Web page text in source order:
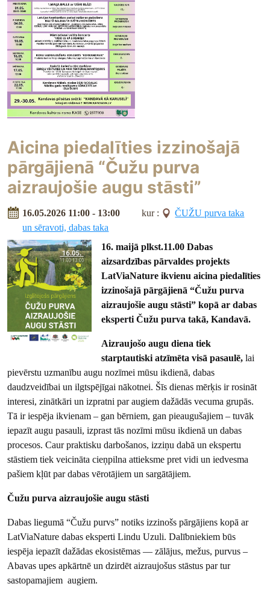
Aicina piedalīties izzinošajā
pārgājienā “Čužu purva
aizraujošie augu stāsti”
16.05.2026 11:00 - 13:00 kur :
ČUŽU purva taka
un sēravoti, dabas taka
16. maijā plkst.11.00 Dabas
aizsardzības pārvaldes projekts
LatViaNature ikvienu aicina piedalīties
izzinošajā pārgājienā “Čužu purva
aizraujošie augu stāsti” kopā ar dabas
eksperti Čužu purva takā, Kandavā.
Aizraujošo augu diena tiek
starptautiski atzīmēta visā pasaulē,lai
pievērstu uzmanību augu nozīmei mūsu ikdienā, dabas
daudzveidībai un ilgtspējīgai nākotnei. Šīs dienas mērķis ir rosināt
interesi, zinātkāri un izpratni par augiem dažādās vecuma grupās.
Tā ir iespēja ikvienam – gan bērniem, gan pieaugušajiem – tuvāk
iepazīt augu pasauli, izprast tās nozīmi mūsu ikdienā un dabas
procesos. Caur praktisku darbošanos, izziņu dabā un ekspertu
stāstiem tiek veicināta cieņpilna attieksme pret vidi un iedvesma
pašiem kļūt par dabas vērotājiem un sargātājiem.
Čužu purva aizraujošie augu stāsti
Dabas liegumā “Čužu purvs” notiks izzinošs pārgājiens kopā ar
LatViaNature dabas eksperti Lindu Uzuli. Dalībniekiem būs
iespēja iepazīt dažādas ekosistēmas — zālājus, mežus, purvus –
Abavas upes apkārtnē un dzirdēt aizraujošus stāstus par tur
sastopamajiem augiem.